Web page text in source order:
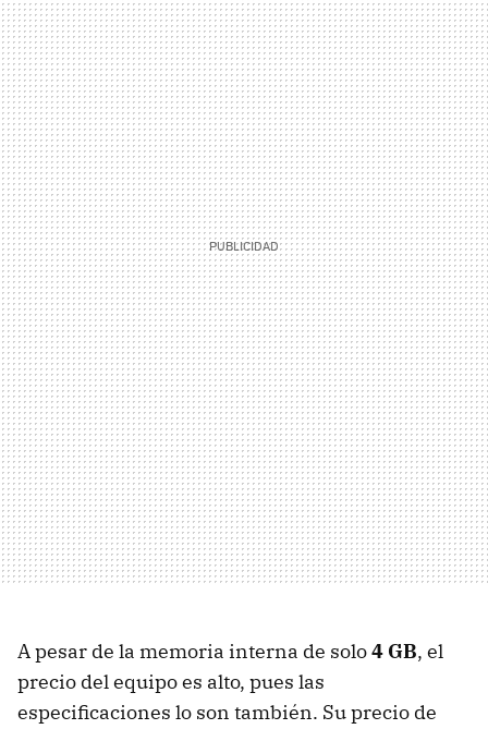
A pesar de la memoria interna de solo4 GB, el
precio del equipo es alto, pues las
especificaciones lo son también. Su precio de